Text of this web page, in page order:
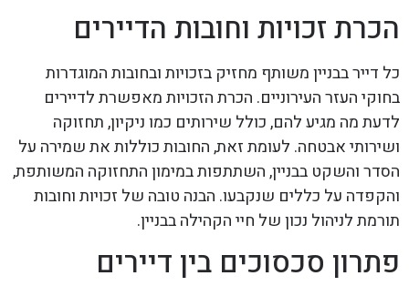
הכרת זכויות וחובות הדיירים
כל דייר בבניין משותף מחזיק בזכויות ובחובות המוגדרות
בחוקי העזר העירוניים. הכרת הזכויות מאפשרת לדיירים
לדעת מה מגיע להם, כולל שירותים כמו ניקיון, תחזוקה
ושירותי אבטחה. לעומת זאת, החובות כוללות את שמירה על
הסדר והשקט בבניין, השתתפות במימון התחזוקה המשותפת,
והקפדה על כללים שנקבעו. הבנה טובה של זכויות וחובות
תורמת לניהול נכון של חיי הקהילה בבניין.
פתרון סכסוכים בין דיירים